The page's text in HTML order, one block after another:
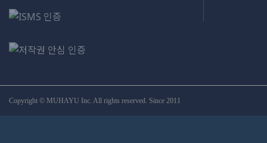
Copyright © MUHAYU Inc. All rights reserved. Since 2011